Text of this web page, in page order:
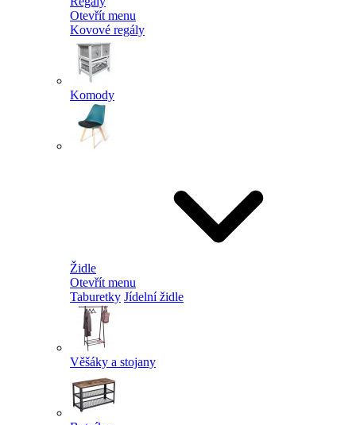
Otevřít menu
Kovové regály
Komody
Židle
Otevřít menu
Taburetky Jídelní židle
Věšáky a stojany